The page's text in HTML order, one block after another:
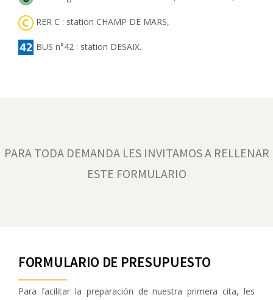
RER C : station CHAMP DE MARS,
BUS n°42 : station DESAIX.
PARA TODA DEMANDA LES INVITAMOS A RELLENAR
ESTE FORMULARIO
FORMULARIO DE PRESUPUESTO
Para facilitar la preparación de nuestra primera cita, les